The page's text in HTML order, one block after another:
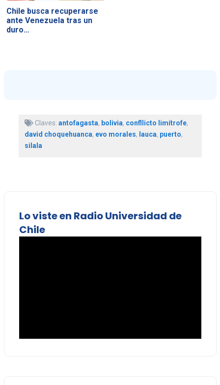
Chile busca recuperarse
ante Venezuela tras un
duro…
Claves: antofagasta, bolivia, confllicto limítrofe,
david choquehuanca, evo morales, lauca, puerto,
silala
Lo viste en Radio Universidad de
Chile